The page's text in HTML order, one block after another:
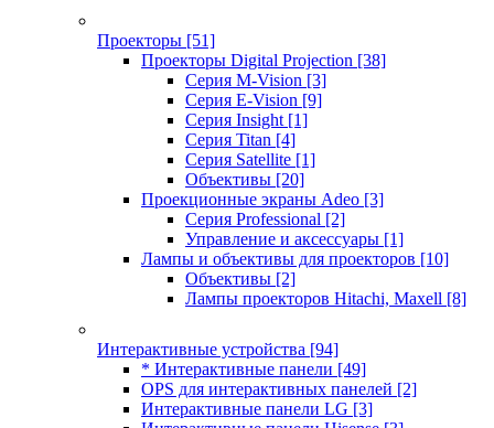
Проекторы [51]
Проекторы Digital Projection [38]
Серия M-Vision [3]
Серия E-Vision [9]
Серия Insight [1]
Серия Titan [4]
Серия Satellite [1]
Объективы [20]
Проекционные экраны Adeo [3]
Серия Professional [2]
Управление и аксессуары [1]
Лампы и объективы для проекторов [10]
Объективы [2]
Лампы проекторов Hitachi, Maxell [8]
Интерактивные устройства [94]
* Интерактивные панели [49]
OPS для интерактивных панелей [2]
Интерактивные панели LG [3]